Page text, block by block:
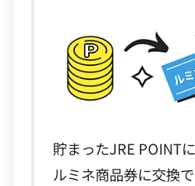
貯まったJRE POINTに
ルミネ商品券に交換で